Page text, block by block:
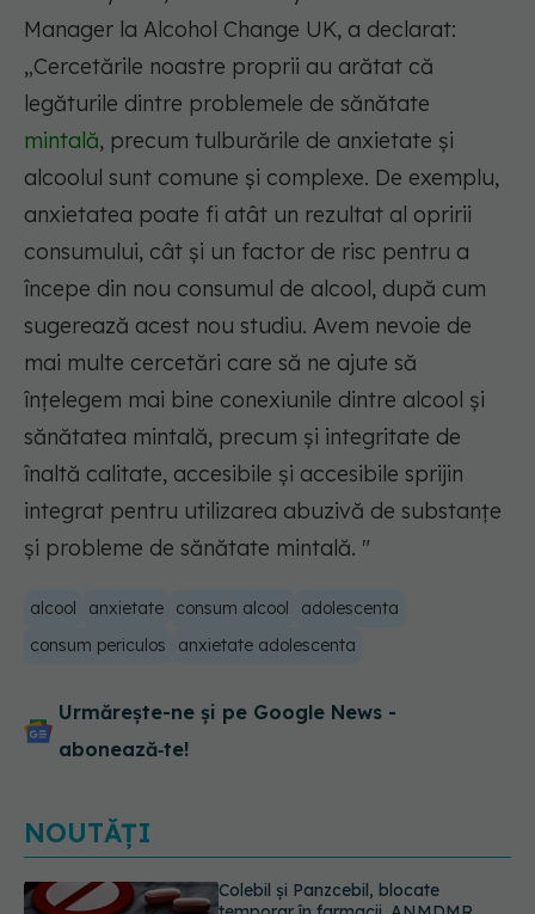
Manager la Alcohol Change UK, a declarat:
„Cercetările noastre proprii au arătat că
legăturile dintre problemele de sănătate
mintală, precum tulburările de anxietate și
alcoolul sunt comune și complexe. De exemplu,
anxietatea poate fi atât un rezultat al opririi
consumului, cât și un factor de risc pentru a
începe din nou consumul de alcool, după cum
sugerează acest nou studiu. Avem nevoie de
mai multe cercetări care să ne ajute să
înțelegem mai bine conexiunile dintre alcool și
sănătatea mintală, precum și integritate de
înaltă calitate, accesibile și accesibile sprijin
integrat pentru utilizarea abuzivă de substanțe
și probleme de sănătate mintală. "
alcool anxietate consum alcool
adolescenta
consum periculos
anxietate adolescenta
Urmărește-ne și pe Google News -
abonează‑te!
NOUTĂȚI